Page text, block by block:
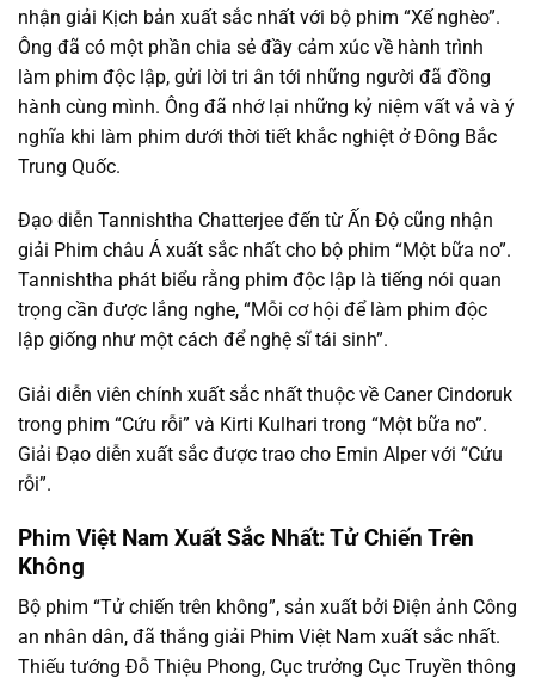
nhận giải Kịch bản xuất sắc nhất với bộ phim “Xế nghèo”.
Ông đã có một phần chia sẻ đầy cảm xúc về hành trình
làm phim độc lập, gửi lời tri ân tới những người đã đồng
hành cùng mình. Ông đã nhớ lại những kỷ niệm vất vả và ý
nghĩa khi làm phim dưới thời tiết khắc nghiệt ở Đông Bắc
Trung Quốc.
Đạo diễn Tannishtha Chatterjee đến từ Ấn Độ cũng nhận
giải Phim châu Á xuất sắc nhất cho bộ phim “Một bữa no”.
Tannishtha phát biểu rằng phim độc lập là tiếng nói quan
trọng cần được lắng nghe, “Mỗi cơ hội để làm phim độc
lập giống như một cách để nghệ sĩ tái sinh”.
Giải diễn viên chính xuất sắc nhất thuộc về Caner Cindoruk
trong phim “Cứu rỗi” và Kirti Kulhari trong “Một bữa no”.
Giải Đạo diễn xuất sắc được trao cho Emin Alper với “Cứu
rỗi”.
Phim Việt Nam Xuất Sắc Nhất: Tử Chiến Trên
Không
Bộ phim “Tử chiến trên không”, sản xuất bởi Điện ảnh Công
an nhân dân, đã thắng giải Phim Việt Nam xuất sắc nhất.
Thiếu tướng Đỗ Thiệu Phong, Cục trưởng Cục Truyền thông